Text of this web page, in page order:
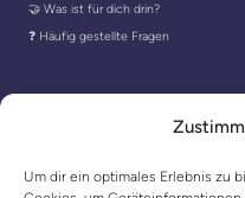
Um dir ein optimales Erlebnis zu
🤝 Was ist für dich drin?
❓ Häufig gestellte Fragen
In Kontakt blieben